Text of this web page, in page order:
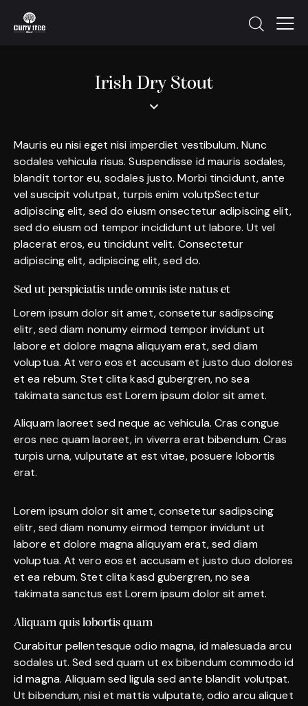
Irish Dry Stout
Mauris eu nisi eget nisi imperdiet vestibulum. Nunc
sodales vehicula risus. Suspendisse id mauris sodales,
blandit tortor eu, sodales justo. Morbi tincidunt, ante
vel suscipit volutpat, turpis enim volutpSectetur
adipiscing elit, sed do eiusm onsectetur adipiscing elit,
sed do eiusm od tempor incididunt ut labore. Ut vel
placerat eros, eu tincidunt velit. Consectetur
adipiscing elit, adipiscing elit, sed do.
Sed ut perspiciatis unde omnis iste natus et
Lorem ipsum dolor sit amet, consetetur sadipscing
elitr, sed diam nonumy eirmod tempor invidunt ut
labore et dolore magna aliquyam erat, sed diam
voluptua. At vero eos et accusam et justo duo dolores
et ea rebum. Stet clita kasd gubergren, no sea
takimata sanctus est Lorem ipsum dolor sit amet.
Aliquam laoreet sed neque ac vehicula. Cras congue
eros nec quam laoreet, in viverra erat bibendum. Cras
turpis urna, vulputate at est vitae, posuere lobortis
erat.
Lorem ipsum dolor sit amet, consetetur sadipscing
elitr, sed diam nonumy eirmod tempor invidunt ut
labore et dolore magna aliquyam erat, sed diam
voluptua. At vero eos et accusam et justo duo dolores
et ea rebum. Stet clita kasd gubergren, no sea
takimata sanctus est Lorem ipsum dolor sit amet.
Aliquam quis lobortis quam
Curabitur pellentesque odio magna, id malesuada arcu
sodales ut. Sed sed quam ut ex bibendum commodo id
id magna. Aliquam sed ligula sed ante blandit volutpat.
Ut bibendum, nisi et mattis vulputate, odio arcu aliquet